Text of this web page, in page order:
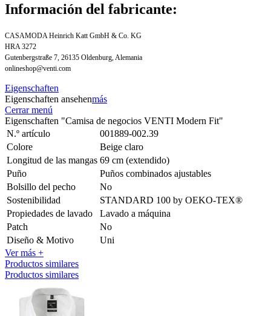
Información del fabricante:
CASAMODA Heinrich Katt GmbH & Co. KG
HRA 3272
Gutenbergstraße 7, 26135 Oldenburg, Alemania
onlineshop@venti.com
Eigenschaften
Eigenschaften ansehenmás
Cerrar menú
Eigenschaften "Camisa de negocios VENTI Modern Fit"
N.º artículo
001889-002.39
Colore
Beige claro
Longitud de las mangas 69 cm (extendido)
Puño
Puños combinados ajustables
Bolsillo del pecho
No
Sostenibilidad
STANDARD 100 by OEKO-TEX®
Propiedades de lavado
Lavado a máquina
Patch
No
Diseño & Motivo
Uni
Ver más +
Productos similares
Productos similares